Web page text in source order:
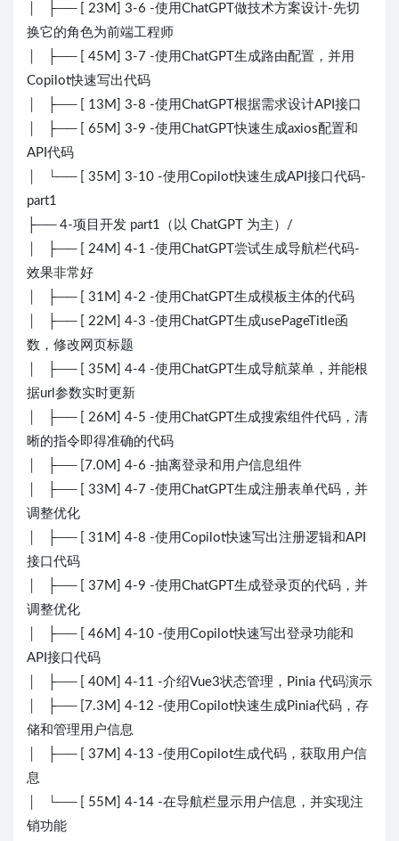
│ ├── [ 23M] 3-6 -使用ChatGPT做技术方案设计-先切
换它的角色为前端工程师
│ ├── [ 45M] 3-7 -使用ChatGPT生成路由配置，并用
Copilot快速写出代码
│ ├── [ 13M] 3-8 -使用ChatGPT根据需求设计API接口
│ ├── [ 65M] 3-9 -使用ChatGPT快速生成axios配置和
API代码
│ └── [ 35M] 3-10 -使用Copilot快速生成API接口代码-
part1
├── 4-项目开发 part1（以 ChatGPT 为主）/
│ ├── [ 24M] 4-1 -使用ChatGPT尝试生成导航栏代码-
效果非常好
│ ├── [ 31M] 4-2 -使用ChatGPT生成模板主体的代码
│ ├── [ 22M] 4-3 -使用ChatGPT生成usePageTitle函
数，修改网页标题
│ ├── [ 35M] 4-4 -使用ChatGPT生成导航菜单，并能根
据url参数实时更新
│ ├── [ 26M] 4-5 -使用ChatGPT生成搜索组件代码，清
晰的指令即得准确的代码
│ ├── [7.0M] 4-6 -抽离登录和用户信息组件
│ ├── [ 33M] 4-7 -使用ChatGPT生成注册表单代码，并
调整优化
│ ├── [ 31M] 4-8 -使用Copilot快速写出注册逻辑和API
接口代码
│ ├── [ 37M] 4-9 -使用ChatGPT生成登录页的代码，并
调整优化
│ ├── [ 46M] 4-10 -使用Copilot快速写出登录功能和
API接口代码
│ ├── [ 40M] 4-11 -介绍Vue3状态管理，Pinia 代码演示
│ ├── [7.3M] 4-12 -使用Copilot快速生成Pinia代码，存
储和管理用户信息
│ ├── [ 37M] 4-13 -使用Copilot生成代码，获取用户信
息
│ └── [ 55M] 4-14 -在导航栏显示用户信息，并实现注
销功能